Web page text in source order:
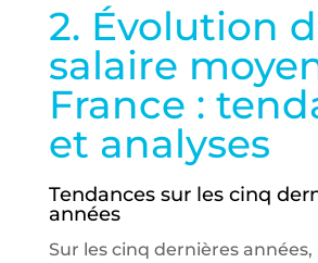
2. Évolution
salaire
France :
et analyses
Tendances sur les cinq
années
Sur les cinq dernières années,